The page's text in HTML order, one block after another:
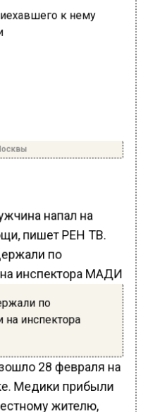
напал на
пишет РЕН ТВ.
по
инспектора
28 февраля на
Медики прибыли
жителю,